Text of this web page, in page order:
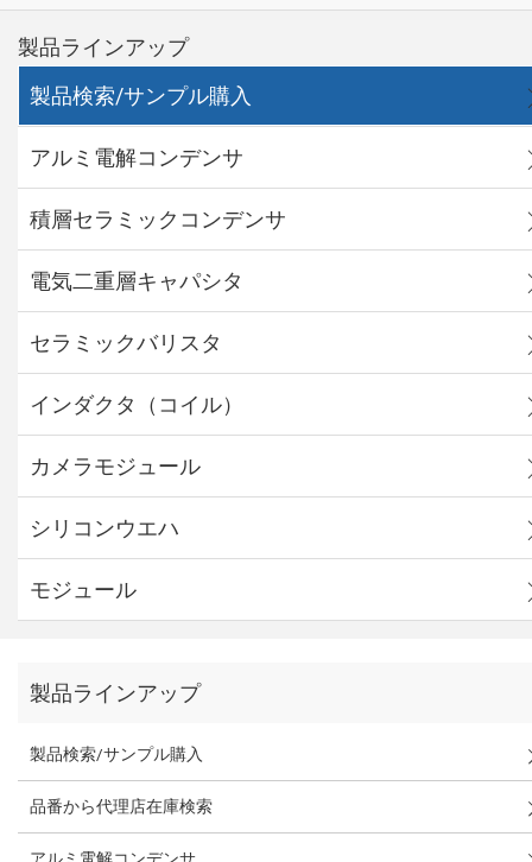
製品ラインアップ
製品検索/サンプル購入
アルミ電解コンデンサ
積層セラミックコンデンサ
電気二重層キャパシタ
セラミックバリスタ
インダクタ（コイル）
カメラモジュール
シリコンウエハ
モジュール
製品ラインアップ
製品検索/サンプル購入
品番から代理店在庫検索